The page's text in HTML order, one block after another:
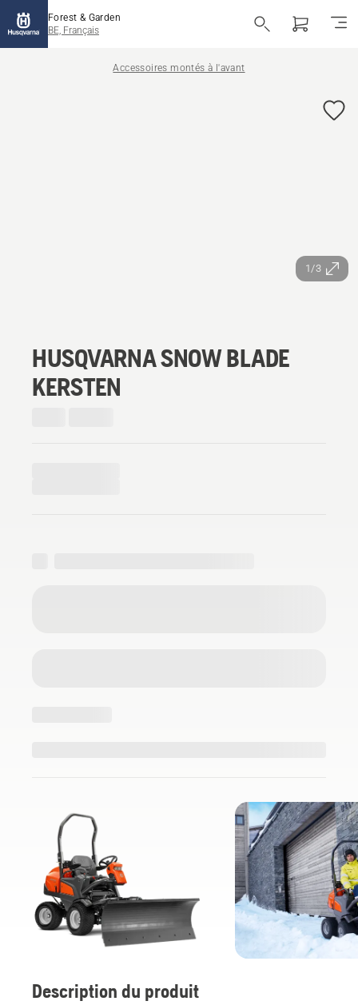
Forest & Garden
BE, Français
Accessoires montés à l'avant
1/3
HUSQVARNA SNOW BLADE
KERSTEN
Description du produit